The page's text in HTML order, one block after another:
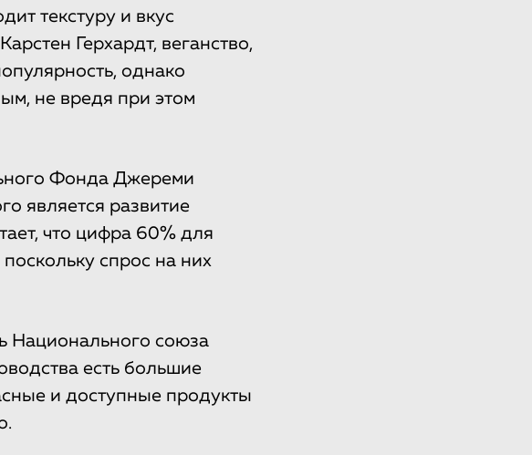
текстуру и вкус
Герхардт, веганство,
однако
не вредя при этом
Фонда Джереми
является развитие
что цифра 60% для
спрос на них
Национального союза
есть большие
и доступные продукты